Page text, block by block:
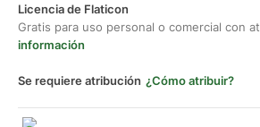
Licencia de Flaticon
Gratis para uso personal o comercial con
información
Se requiere atribución ¿Cómo atribuir?